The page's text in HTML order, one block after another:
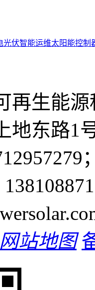
光伏智能运维太阳能控制
再生能
地东路1
网站地图